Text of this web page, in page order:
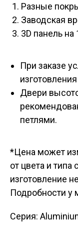
Разные
Заводская
3D панель на
При заказе
Двери
петлями.
*Цена может
от цвета и
изготовление
Подробности у
Серия: